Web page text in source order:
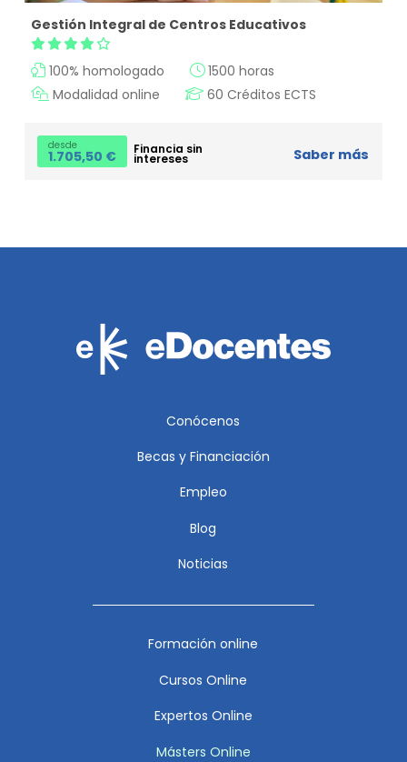
Gestión Integral de Centros Educativos
100% homologado
1500 horas
Modalidad online
60 Créditos ECTS
desde
1.705,50 € Financia sin
intereses Saber más
Conócenos
Becas y Financiación
Empleo
Blog
Noticias
Formación online
Cursos Online
Expertos Online
Másters Online